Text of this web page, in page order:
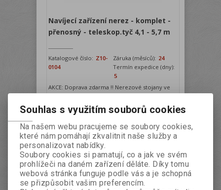
Navíjecí zařízení nerez - komplet -
přenosný - teleskop.tyč 4,1 - 5,7 m
Katalogové číslo: Z10-
0104
Záruka (měsíců): 24
Termín expedice (dny):
5
AKCE: Doprava zdarma !! Nerezové stojany ve
tvaru „T“ se doporučují tam, kde je potřeba
ušetřit místo, nebo kde z estetického či jiného
důvodu nemůže být navíjecí zařízení
instalováno napevno. Obsluha je velice
jednoduchá, po svinutí solární fólie se naviják
přenese na určené místo a prostor se může
volně využívat. Naviják...
Naše cena:8 248,57 Kč
Koupit
ks
Souhlas s využitím souborů cookies
Na našem webu pracujeme se soubory cookies,
které nám pomáhají zkvalitnit naše služby a
personalizovat nabídky.
Soubory cookies si pamatují, co a jak ve svém
prohlížeči na daném zařízení děláte. Díky tomu
webová stránka funguje podle vás a je schopná
se přizpůsobit vašim preferencím.